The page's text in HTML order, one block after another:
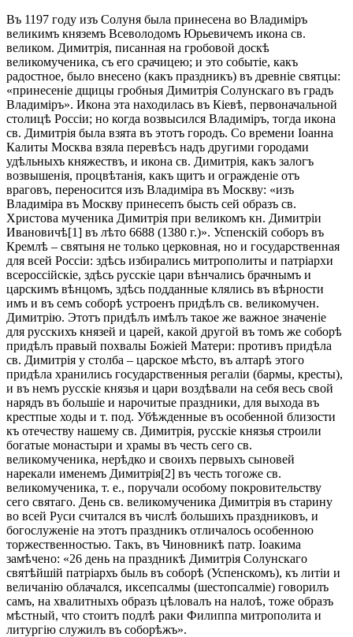
Въ 1197 году изъ Солуня была принесена во Владиміръ
великимъ княземъ Всеволодомъ Юрьевичемъ икона св.
великом. Димитрія, писанная на гробовой доскѣ
великомученика, съ его срачицею; и это событіе, какъ
радостное, было внесено (какъ праздникъ) въ древніе святцы:
«принесеніе дщицы гробныя Димитрія Солунскаго въ градъ
Владиміръ». Икона эта находилась въ Кіевѣ, первоначальной
столицѣ Россіи; но когда возвысился Владиміръ, тогда икона
св. Димитрія была взята въ этотъ городъ. Со времени Іоанна
Калиты Москва взяла перевѣсъ надъ другими городами
удѣльныхъ княжествъ, и икона св. Димитрія, какъ залогъ
возвышенія, процвѣтанія, какъ щитъ и огражденіе отъ
враговъ, переносится изъ Владиміра въ Москву: «изъ
Владиміра въ Москву принесепъ бысть сей образъ св.
Христова мученика Димитрія при великомъ кн. Димитріи
Ивановичѣ[1] въ лѣто 6688 (1380 г.)». Успенскій соборъ въ
Кремлѣ – святыня не только церковная, но и государственная
для всей Россіи: здѣсь избирались митрополиты и патріархи
всероссійскіе, здѣсь русскіе цари вѣнчались брачнымъ и
царскимъ вѣнцомъ, здѣсь подданные клялись въ вѣрности
имъ и въ семъ соборѣ устроенъ придѣлъ св. великомучен.
Димитрію. Этотъ придѣлъ имѣлъ такое же важное значеніе
для русскихъ князей и царей, какой другой въ томъ же соборѣ
придѣлъ правый похвалы Божіей Матери: противъ придѣла
св. Димитрія у столба – царское мѣсто, въ алтарѣ этого
придѣла хранились государственныя регаліи (бармы, кресты),
и въ немъ русскіе князья и цари воздѣвали на себя весь свой
нарядъ въ большіе и нарочитые праздники, для выхода въ
крестпые ходы и т. под. Убѣжденные въ особенной близости
къ отечеству нашему св. Димитрія, русскіе князья строили
богатые монастыри и храмы въ честь сего св.
великомученика, нерѣдко и своихъ первыхъ сыновей
нарекали именемъ Димитрія[2] въ честь тогоже св.
великомученика, т. е., поручали особому покровительству
сего святаго. День св. великомученика Димитрія въ старину
во всей Руси считался въ числѣ большихъ праздниковъ, и
богослуженіе на этотъ праздникъ отличалось особенною
торжественностью. Такъ, въ Чиновникѣ патр. Іоакима
замѣчено: «26 день на праздникѣ Димитрія Солунскаго
святѣйшій патріархъ быль въ соборѣ (Успенскомъ), къ литіи и
величанію облачался, иксепсалмы (шестопсалміе) говорилъ
самъ, на хвалитныхъ образъ цѣловалъ на налоѣ, тоже образъ
мѣстный, что стоитъ подлѣ раки Филиппа митрополита и
литургію служилъ въ соборѣжъ».